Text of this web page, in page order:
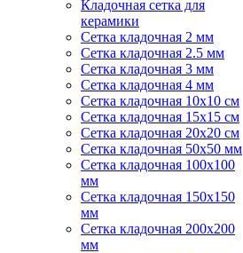
Кладочная сетка для
керамики
Сетка кладочная 2 мм
Сетка кладочная 2.5 мм
Сетка кладочная 3 мм
Сетка кладочная 4 мм
Сетка кладочная 10x10 см
Сетка кладочная 15x15 см
Сетка кладочная 20x20 см
Сетка кладочная 50x50 мм
Сетка кладочная 100x100
мм
Сетка кладочная 150x150
мм
Сетка кладочная 200x200
мм